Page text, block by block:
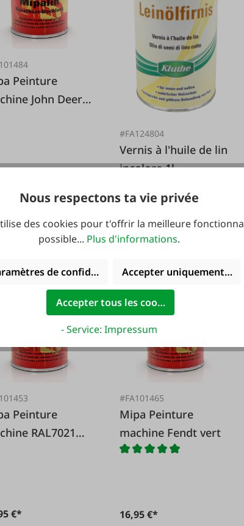
John Deere
#FA124804
Vernis à l'huile de lin
incolore 1l
RAL7021
€*
#FA101465
Mipa Peinture
machine Fendt vert
16,95 €*
Nous respectons ta vie privée
des cookies pour t'offrir la meilleure
possible... Plus d'informations.
de confidentialitéAccepter uniquement les
Accepter tous les cookies
- Service: Impressum